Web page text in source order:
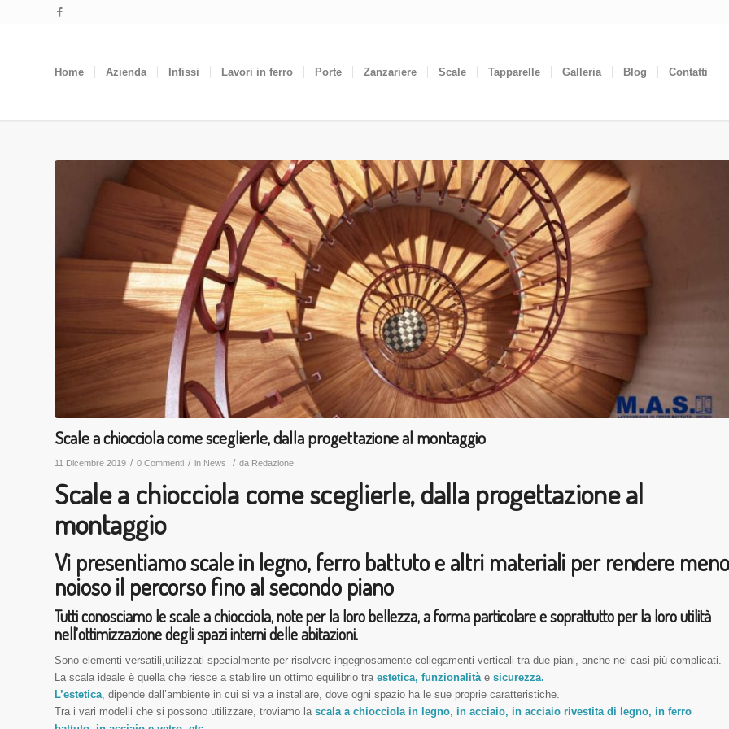
Home Azienda Infissi Lavori in ferro Porte Zanzariere Scale Tapparelle Galleria Blog Contatti
Scale a chiocciola come sceglierle, dalla progettazione al montaggio
11 Dicembre 2019 / 0 Commenti / in News / da Redazione
Scale a chiocciola come sceglierle, dalla progettazione al
montaggio
Vi presentiamo scale in legno, ferro battuto e altri materiali per rendere meno
noioso il percorso fino al secondo piano
Tutti conosciamo le scale a chiocciola, note per la loro bellezza, a forma particolare e soprattutto per la loro utilità
nell’ottimizzazione degli spazi interni delle abitazioni.
Sono elementi versatili,utilizzati specialmente per risolvere ingegnosamente collegamenti verticali tra due piani, anche nei casi più complicati.
La scala ideale è quella che riesce a stabilire un ottimo equilibrio tra estetica, funzionalità e sicurezza.
L’estetica , dipende dall’ambiente in cui si va a installare, dove ogni spazio ha le sue proprie caratteristiche.
Tra i vari modelli che si possono utilizzare, troviamo la scala a chiocciola in legno in acciaio, in acciaio rivestita di legno, in ferro